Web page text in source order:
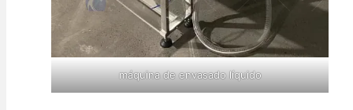
máquina de envasado líquido